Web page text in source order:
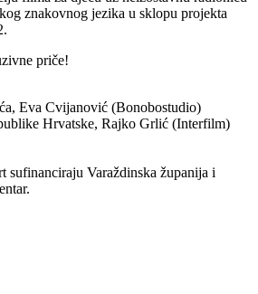
znakovnog jezika u sklopu projekta
priče!
Eva Cvijanović (Bonobostudio)
Hrvatske, Rajko Grlić (Interfilm)
Varaždinska županija i